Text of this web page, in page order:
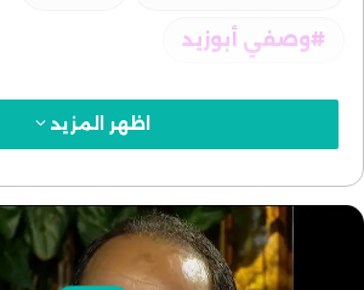
وصفي أبوزيد
اظهر المزيد